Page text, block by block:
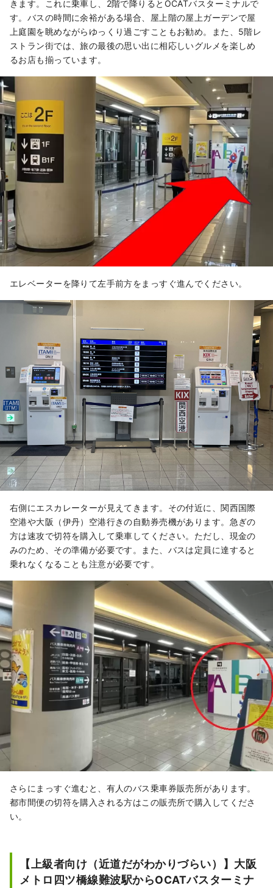
きます。これに乗車し、2階で降りるとOCATバスターミナルで
す。バスの時間に余裕がある場合、屋上階の屋上ガーデンで屋
上庭園を眺めながらゆっくり過ごすこともお勧め。また、5階レ
ストラン街では、旅の最後の思い出に相応しいグルメを楽しめ
るお店も揃っています。
エレベーターを降りて左手前方をまっすぐ進んでください。
右側にエスカレーターが見えてきます。その付近に、関西国際
空港や大阪（伊丹）空港行きの自動券売機があります。急ぎの
方は速攻で切符を購入して乗車してください。ただし、現金の
みのため、その準備が必要です。また、バスは定員に達すると
乗れなくなることも注意が必要です。
さらにまっすぐ進むと、有人のバス乗車券販売所があります。
都市間便の切符を購入される方はこの販売所で購入してくださ
い。
【上級者向け（近道だがわかりづらい）】大阪
メトロ四ツ橋線難波駅からOCATバスターミナ